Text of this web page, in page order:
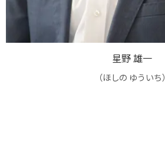
星野 雄一
（ほしの ゆういち）